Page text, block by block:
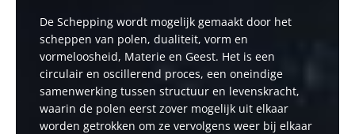
De Schepping wordt mogelijk gemaakt door het
scheppen van polen, dualiteit, vorm en
vormeloosheid, Materie en Geest. Het is een
circulair en oscillerend proces, een oneindige
samenwerking tussen structuur en levenskracht,
waarin de polen eerst zover mogelijk uit elkaar
worden getrokken om ze vervolgens weer bij elkaar